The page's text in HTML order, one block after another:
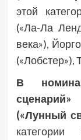
этой
(«Ла-Ла
века»),
В
(«Лунный